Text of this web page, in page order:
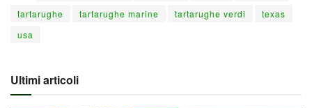
tartarughe
tartarughe marine tartarughe verdi
texas
usa
Ultimi articoli